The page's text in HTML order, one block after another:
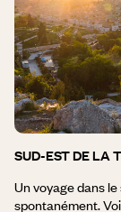
les Grecs,
Romain d’Orient
Turquie moderne,
tout en
SUD-EST DE LA
Un voyage dans
spontanément.